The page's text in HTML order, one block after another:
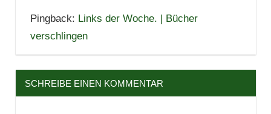
Pingback: Links der Woche. | Bücher
verschlingen
SCHREIBE EINEN KOMMENTAR